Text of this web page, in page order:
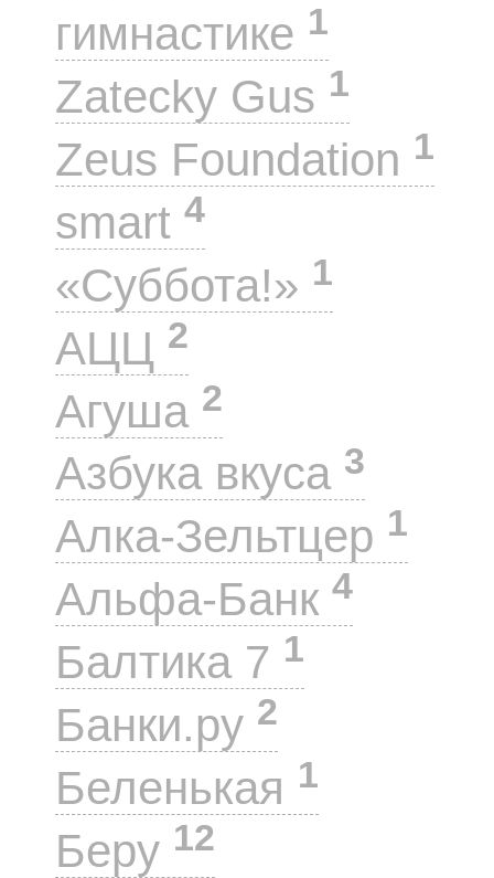
гимнастике 1
Zatecky Gus 1
Zeus Foundation 1
smart 4
«Суббота!» 1
АЦЦ 2
Агуша 2
Азбука вкуса 3
Алка-Зельтцер 1
Альфа-Банк 4
Балтика 7 1
Банки.ру 2
Беленькая 1
Беру 12